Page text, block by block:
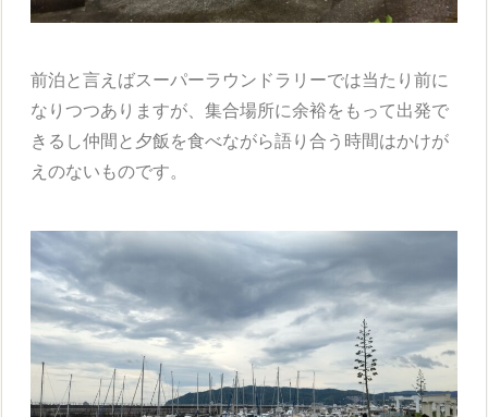
前泊と言えばスーパーラウンドラリーでは当たり前に
なりつつありますが、集合場所に余裕をもって出発で
きるし仲間と夕飯を食べながら語り合う時間はかけが
えのないものです。